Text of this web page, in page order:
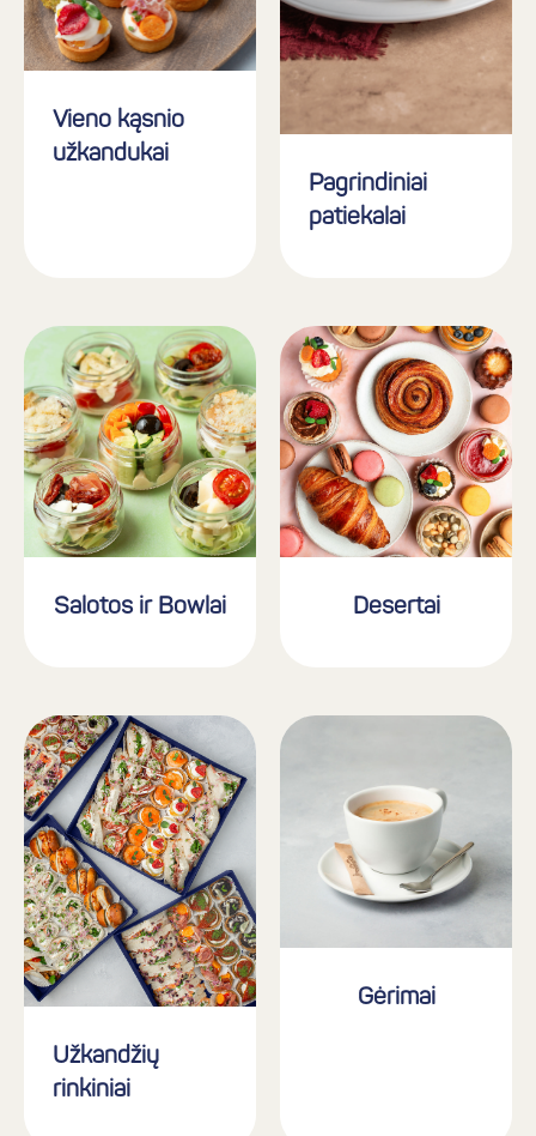
Vieno kąsnio
užkandukai
Pagrindiniai
patiekalai
Salotos ir Bowlai Desertai
Užkandžių
rinkiniai
Gėrimai